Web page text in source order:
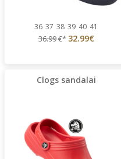
36 37 38 39 40 41
36.99€* 32.99€
Clogs sandalai